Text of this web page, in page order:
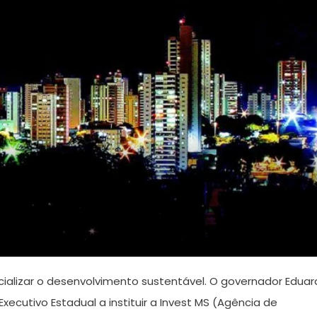
o desenvolvimento sustentável. O governador
Estadual a instituir a Invest MS (Agência de